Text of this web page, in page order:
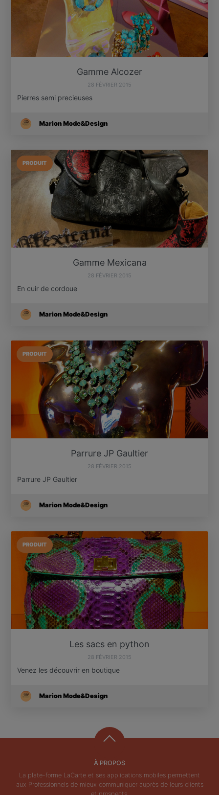
Gamme Alcozer
28 FÉVRIER 2015
Pierres semi precieuses
Marion Mode&Design
PRODUIT
Gamme Mexicana
28 FÉVRIER 2015
En cuir de cordoue
Marion Mode&Design
PRODUIT
Parrure JP Gaultier
28 FÉVRIER 2015
Parrure JP Gaultier
Marion Mode&Design
PRODUIT
Les sacs en python
28 FÉVRIER 2015
Venez les découvrir en boutique
Marion Mode&Design
À PROPOS
La plate-forme LaCarte et ses applications mobiles permettent
aux Professionnels de mieux communiquer auprès de leurs clients